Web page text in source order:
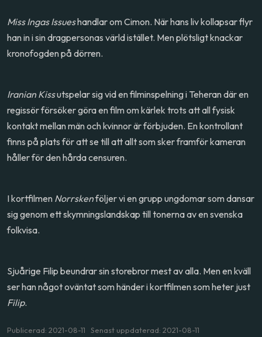
Miss Ingas Issueshandlar om Cimon. När hans liv kollapsar flyr
han in i sin dragpersonas värld istället. Men plötsligt knackar
kronofogden på dörren.
Iranian Kissutspelar sig vid en filminspelning i Teheran där en
regissör försöker göra en film om kärlek trots att all fysisk
kontakt mellan män och kvinnor är förbjuden. En kontrollant
finns på plats för att se till att allt som sker framför kameran
håller för den hårda censuren.
I kortfilmen Norrskenföljer vi en grupp ungdomar som dansar
sig genom ett skymningslandskap till tonerna av en svenska
folkvisa.
Sjuårige Filip beundrar sin storebror mest av alla. Men en kväll
ser han något oväntat som händer i kortfilmen som heter just
Filip.
Publicerad: 2021-08-11 Senast uppdaterad: 2021-08-11